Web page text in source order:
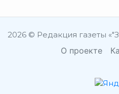
2026 © Редакция газеты
О проекте